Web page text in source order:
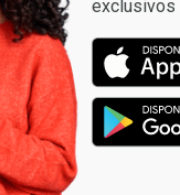
exclusivos